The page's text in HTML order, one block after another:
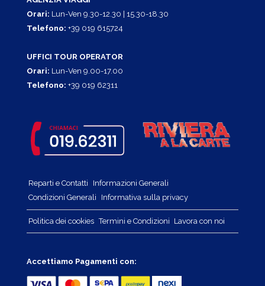
Orari: Lun-Ven 9.30-12.30 | 15.30-18.30
Telefono: +39 019 615724
UFFICI TOUR OPERATOR
Orari: Lun-Ven 9.00-17.00
Telefono: +39 019 62311
Reparti e Contatti
Informazioni Generali
Condizioni Generali
Informativa sulla privacy
Politica dei cookies Termini e Condizioni Lavora con noi
Accettiamo Pagamenti con: